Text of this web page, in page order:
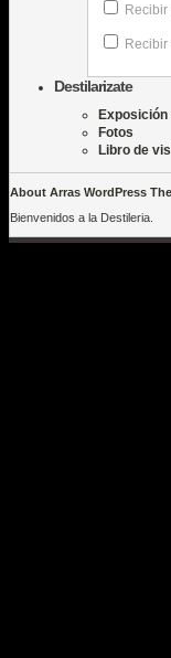
Recibir
Recibir
Destilarizate
Exposición
Fotos
Libro de
About Arras WordPress
Bienvenidos a la Destileria.